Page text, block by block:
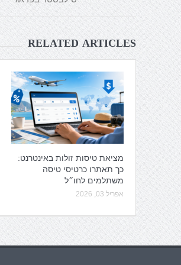
RELATED ARTICLES
מציאת טיסות זולות באינטרנט:
כך תאתרו כרטיסי טיסה
משתלמים לחו״ל
אפריל 03, 2026